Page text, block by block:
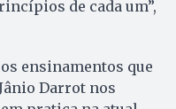
de cada um”,
ensinamentos que
Darrot nos